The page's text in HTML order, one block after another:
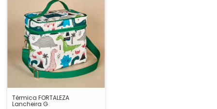
Térmica FORTALEZA
Lancheira G